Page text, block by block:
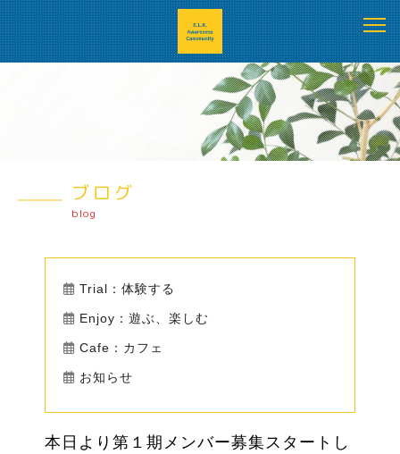
ブログ
blog
Trial：体験する
Enjoy：遊ぶ、楽しむ
Cafe：カフェ
お知らせ
本日より第１期メンバー募集スタートし